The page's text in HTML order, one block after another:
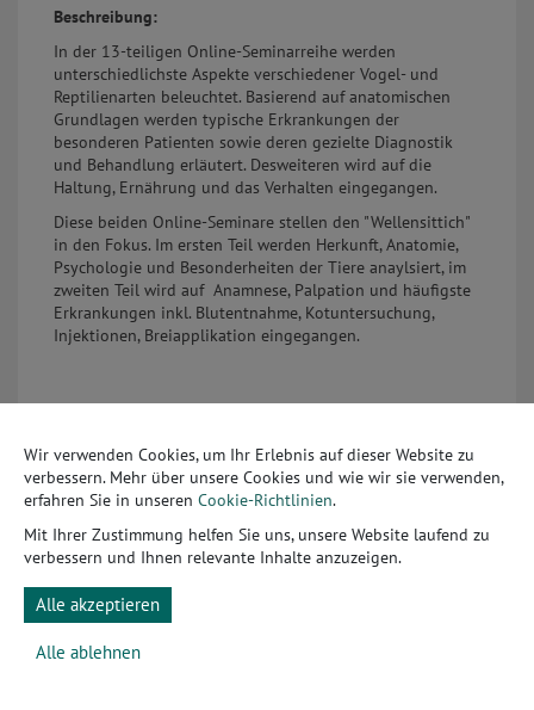
Beschreibung:
In der 13-teiligen Online-Seminarreihe werden
unterschiedlichste Aspekte verschiedener Vogel- und
Reptilienarten beleuchtet. Basierend auf anatomischen
Grundlagen werden typische Erkrankungen der
besonderen Patienten sowie deren gezielte Diagnostik
und Behandlung erläutert. Desweiteren wird auf die
Haltung, Ernährung und das Verhalten eingegangen.
Diese beiden Online-Seminare stellen den "Wellensittich"
in den Fokus. Im ersten Teil werden Herkunft, Anatomie,
Psychologie und Besonderheiten der Tiere anaylsiert, im
zweiten Teil wird auf Anamnese, Palpation und häufigste
Erkrankungen inkl. Blutentnahme, Kotuntersuchung,
Injektionen, Breiapplikation eingegangen.
Diese Webinarreihe richtet sich an Tiermedizinische
Fachangestellte, die sich für exotische Patienten
interessieren und ihr Wissen erweitern oder auffrischen
wollen.
Betrachtung von Herkunft, Anatomie,
Wellensittichen
Wir verwenden Cookies, um Ihr Erlebnis auf dieser Website zu
verbessern. Mehr über unsere Cookies und wie wir sie verwenden,
erfahren Sie in unseren Cookie-Richtlinien.
Mit Ihrer Zustimmung helfen Sie uns, unsere Website laufend zu
verbessern und Ihnen relevante Inhalte anzuzeigen.
Alle akzeptieren
Alle ablehnen